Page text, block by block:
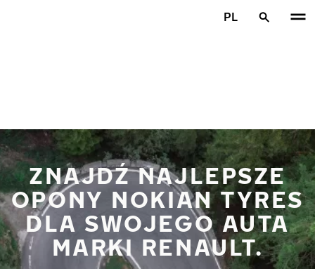
PL
ZNAJDŹ NAJLEPSZE
OPONY NOKIAN TYRES
DLA SWOJEGO AUTA
MARKI RENAULT.